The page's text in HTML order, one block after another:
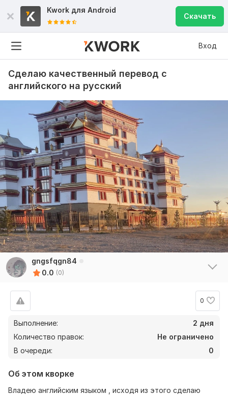
Kwork для Android
Скачать
Вход
Сделаю качественный перевод с
английского на русский
gngsfqgn84
0.0 (0)
0
Выполнение:
2 дня
Количество правок:
Не ограничено
В очереди:
0
Об этом кворке
Владею английским языком , исходя из этого сделаю